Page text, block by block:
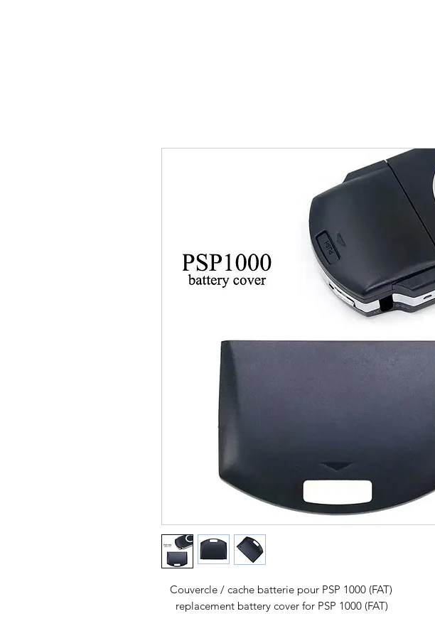
Couvercle / cache batterie pour PSP 1000 (FAT)
replacement battery cover for PSP 1000 (FAT)